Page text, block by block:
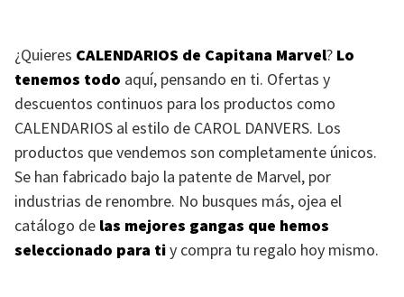
¿Quieres CALENDARIOS de Capitana Marvel? Lo
tenemos todo aquí, pensando en ti. Ofertas y
descuentos continuos para los productos como
CALENDARIOS al estilo de CAROL DANVERS. Los
productos que vendemos son completamente únicos.
Se han fabricado bajo la patente de Marvel, por
industrias de renombre. No busques más, ojea el
catálogo de las mejores gangas que hemos
seleccionado para tiy compra tu regalo hoy mismo.